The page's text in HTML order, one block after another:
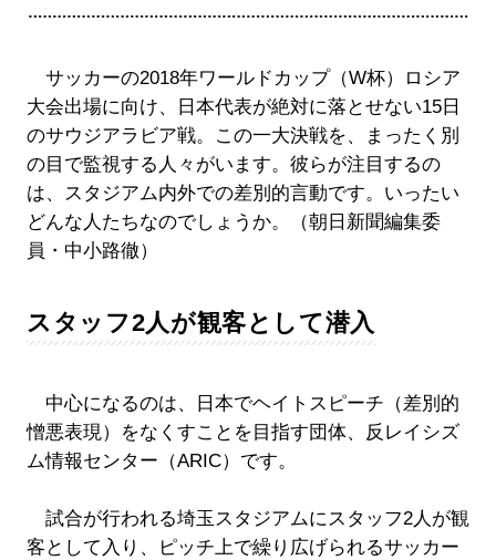
サッカーの2018年ワールドカップ（W杯）ロシア
大会出場に向け、日本代表が絶対に落とせない15日
のサウジアラビア戦。この一大決戦を、まったく別
の目で監視する人々がいます。彼らが注目するの
は、スタジアム内外での差別的言動です。いったい
どんな人たちなのでしょうか。（朝日新聞編集委
員・中小路徹）
スタッフ2人が観客として潜入
中心になるのは、日本でヘイトスピーチ（差別的
憎悪表現）をなくすことを目指す団体、反レイシズ
ム情報センター（ARIC）です。
試合が行われる埼玉スタジアムにスタッフ2人が観
客として入り、ピッチ上で繰り広げられるサッカー